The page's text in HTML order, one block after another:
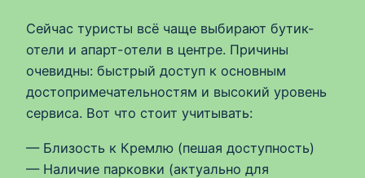
Сейчас туристы всё чаще выбирают бутик-
отели и апарт-отели в центре. Причины
очевидны: быстрый доступ к основным
достопримечательностям и высокий уровень
сервиса. Вот что стоит учитывать:
— Близость к Кремлю (пешая доступность)
— Наличие парковки (актуально для